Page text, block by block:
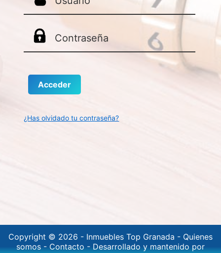
¿Has olvidado tu contraseña?
Copyright © 2026 - Inmuebles Top Granada - Quienes
somos - Contacto - Desarrollado y mantenido por